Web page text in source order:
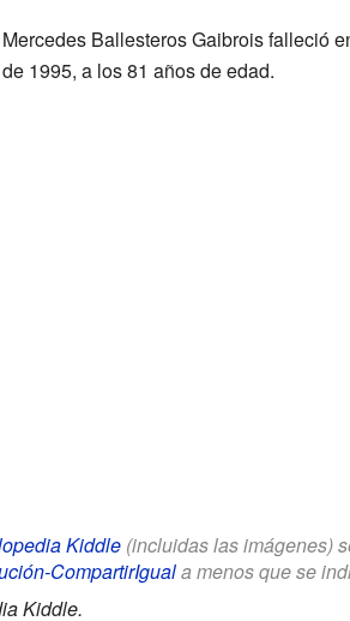
Mercedes Ballesteros Gaibrois falleció
de 1995, a los 81 años de edad.
Kiddle(incluidas las imágenes)
CompartirIguala menos que se
Kiddle.